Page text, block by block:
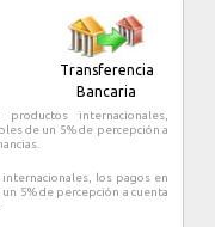
la UNESCO.
Transferencia
Bancaria
internacionales,
de un 5% de percepción a
los pagos en
5% de percepción a cuenta